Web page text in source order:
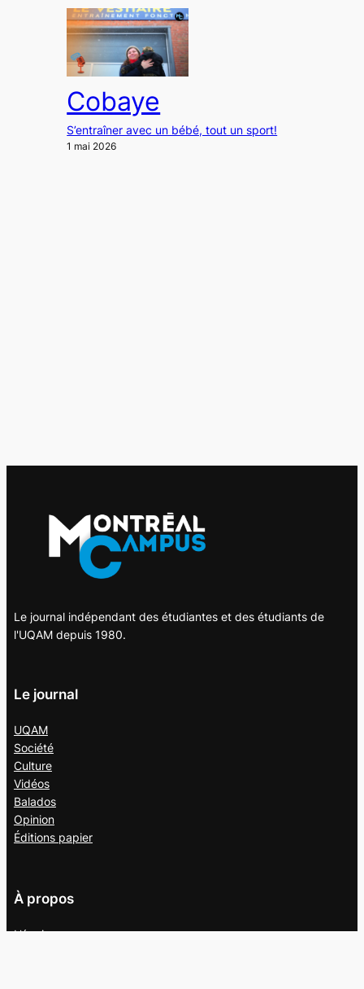
Cobaye
S’entraîner avec un bébé, tout un sport!
1 mai 2026
Le journal indépendant des étudiantes et des étudiants de
l'UQAM depuis 1980.
Le journal
UQAM
Société
Culture
Vidéos
Balados
Opinion
Éditions papier
À propos
L’équipe